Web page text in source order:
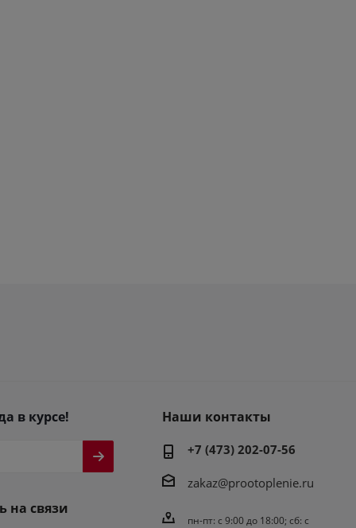
в курсе!
на связи
Наши контакты
+7 (473) 202-07-56
zakaz@prootoplenie.ru
пн-пт: c 9:00 до 18:00; сб: с